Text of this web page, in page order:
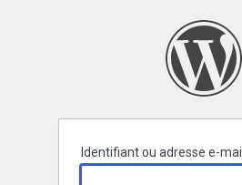
Identifiant ou adresse e-mail